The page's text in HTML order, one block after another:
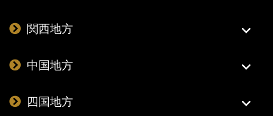
関西地方
中国地方
四国地方